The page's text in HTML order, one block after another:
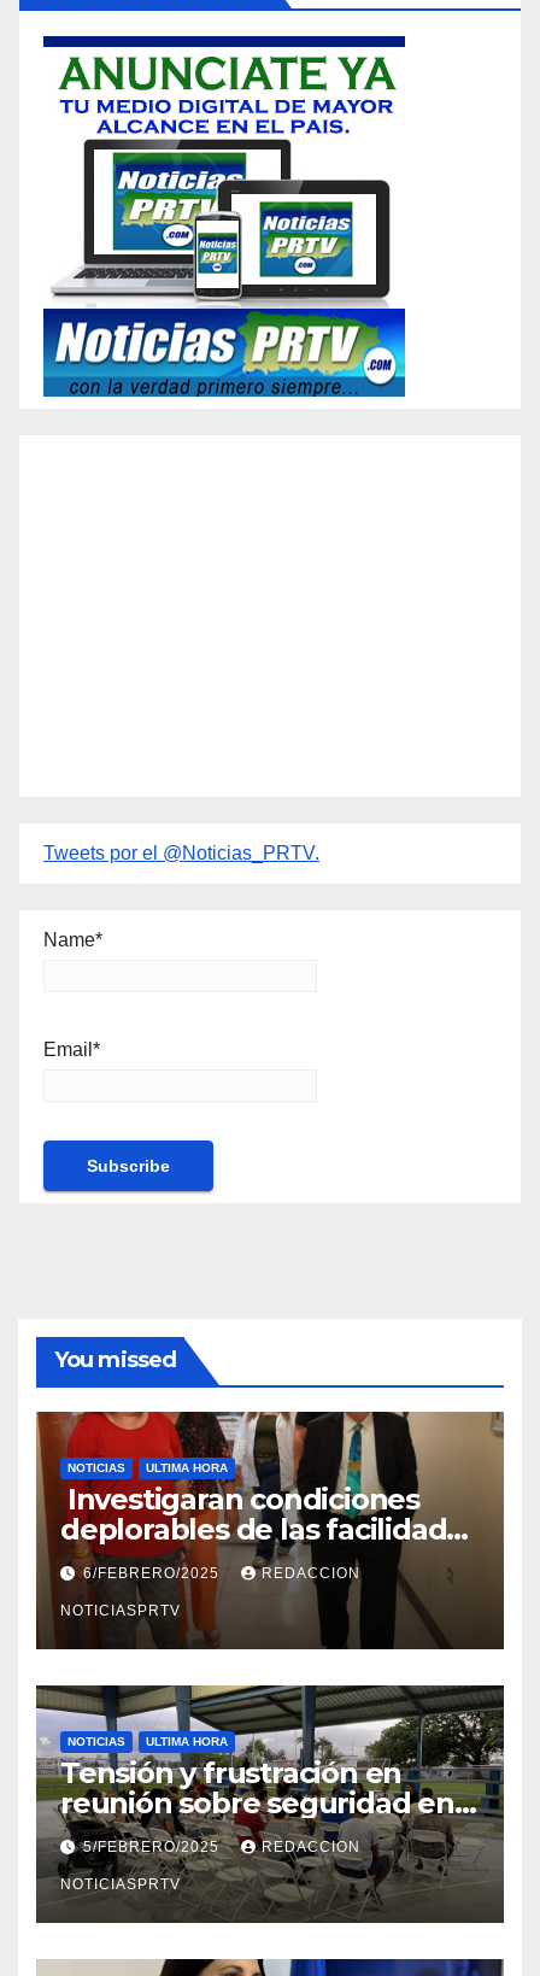
Tweets por el @Noticias_PRTV.
Name*
Email*
You missed
NOTICIAS ULTIMA HORA
Investigaran condiciones
deplorables de las facilidades
el Departamento de la Salud
en Mayagüez
6/FEBRERO/2025 REDACCION
NOTICIASPRTV
NOTICIAS ULTIMA HORA
Tensión y frustración en
reunión sobre seguridad en
Reparto Metropolitano
5/FEBRERO/2025 REDACCION
NOTICIASPRTV